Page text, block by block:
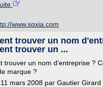
www.soxia.com
trouver un nom
trouver un ...
trouver un nom d'entreprise ?
marque ?
mars 2008 par Gautier Girard